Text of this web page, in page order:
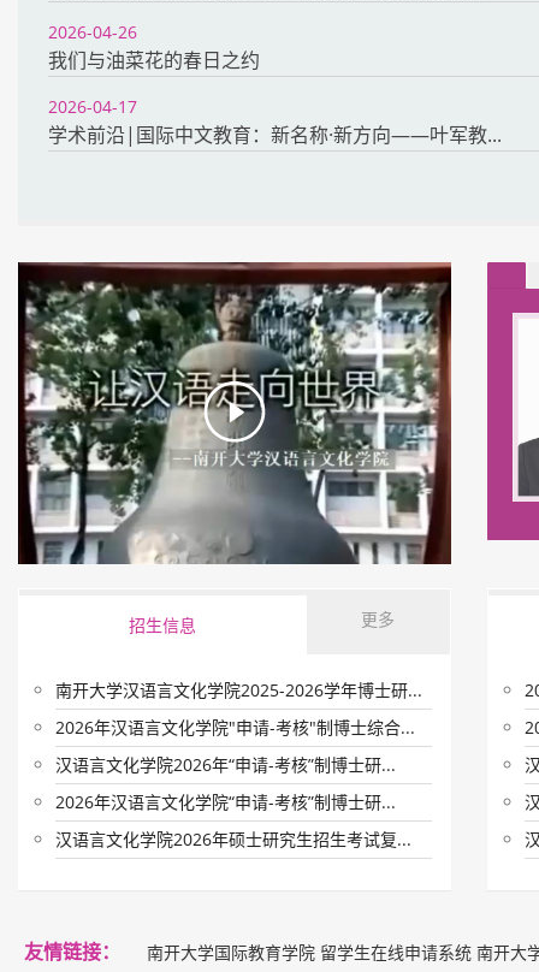
2026-04-26
我们与油菜花的春日之约
2026-04-17
学术前沿|国际中文教育：新名称·新方向——叶军教...
招生信息 更多
南开大学汉语言文化学院2025-2026学年博士研...
2026年汉语言文化学院"申请-考核"制博士综合...
汉语言文化学院2026年“申请-考核”制博士研...
2026年汉语言文化学院“申请-考核”制博士研...
汉语言文化学院2026年硕士研究生招生考试复...
友情链接： 南开大学国际教育学院 留学生在线申请系统 南开大